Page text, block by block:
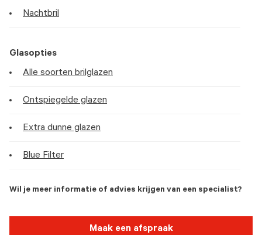
Nachtbril
Glasopties
Alle soorten brilglazen
Ontspiegelde glazen
Extra dunne glazen
Blue Filter
Wil je meer informatie of advies krijgen van een specialist?
Maak een afspraak